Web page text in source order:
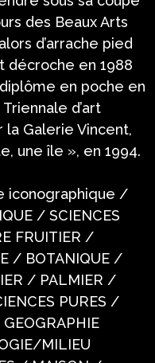
des Beaux Arts
d’arrache pied
décroche en 1988
en poche en
d’art
Galerie Vincent,
une île », en 1994.
iconographique /
/ SCIENCES
FRUITIER /
/ BOTANIQUE /
/ PALMIER /
PURES /
MILIEU